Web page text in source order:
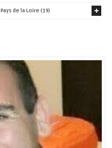
Pays de la Loire (19)